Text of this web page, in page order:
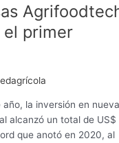
primer
la inversión en
alcanzó un total de US$
que anotó en 2020, al